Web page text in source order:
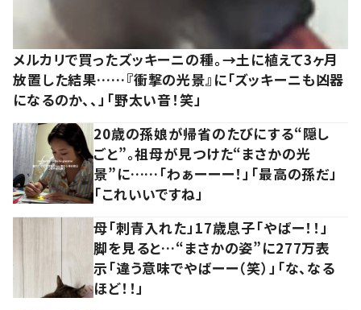
メルカリで買ったズッキーニの種。→土に植えて3ヶ月
放置した結果……『衝撃の光景』に「ズッキーニも凶器
になるのか、、」「野太い音！笑」
20歳の孫娘が帰省のたびにする“隠し
ごと”。祖母が見つけた“まさかの光
景”に……「わぁーーー！」「最高の孫だ」
「これいいですね」
母「刺青入れた」17歳息子「やばー！！」
脚を見ると…“まさかの姿”に277万表
示「違う意味でやばーー（笑）」「な、なる
ほど！！」